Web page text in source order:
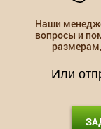
Наши
вопросы и
Или